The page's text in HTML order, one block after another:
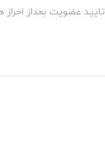
تایید عضویت بعداز